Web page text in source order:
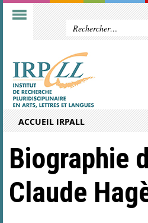
ACCUEIL IRPALL
Biographie
Claude